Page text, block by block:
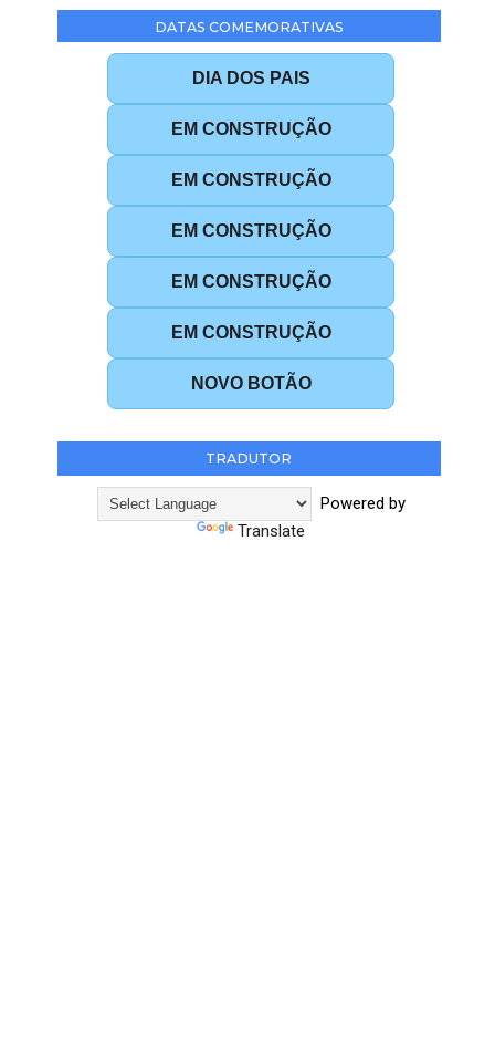
DATAS COMEMORATIVAS
DIA DOS PAIS
EM CONSTRUÇÃO
EM CONSTRUÇÃO
EM CONSTRUÇÃO
EM CONSTRUÇÃO
EM CONSTRUÇÃO
NOVO BOTÃO
TRADUTOR
Powered by
Translate